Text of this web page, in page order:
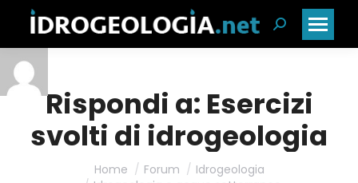
Cerca:
Rispondi a: Esercizi
svolti di idrogeologia
Home Forum
Idrogeologia